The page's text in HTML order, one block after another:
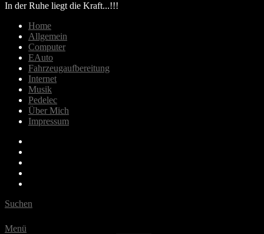
In der Ruhe liegt die Kraft...!!!
Home
Allgemein
Computer
EAuto
Fahrzeugaufbereitung
Internet
Musik
Pedelec
Über Mich
Impressum
Suchen
Menü